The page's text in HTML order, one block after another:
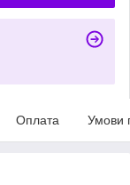
Оплата Умови